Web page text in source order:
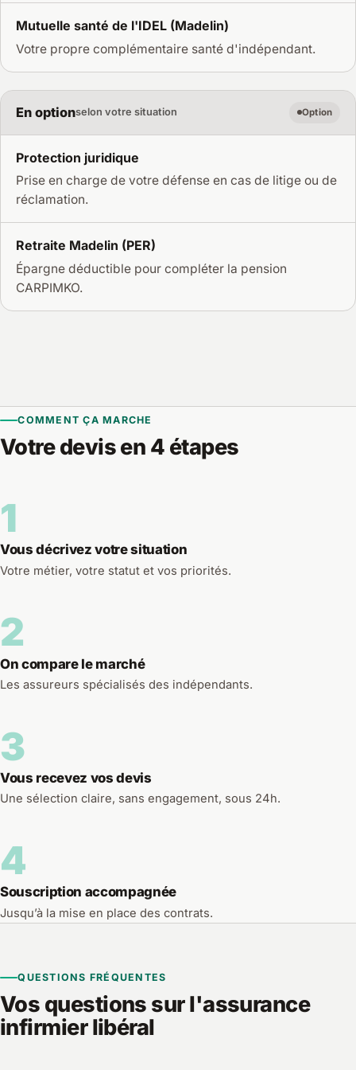
Mutuelle santé de l'IDEL (Madelin)
Votre propre complémentaire santé d'indépendant.
En optionselon votre situation Option
Protection juridique
Prise en charge de votre défense en cas de litige ou de
réclamation.
Retraite Madelin (PER)
Épargne déductible pour compléter la pension
CARPIMKO.
COMMENT ÇA MARCHE
Votre devis en 4 étapes
1
Vous décrivez votre situation
Votre métier, votre statut et vos priorités.
2
On compare le marché
Les assureurs spécialisés des indépendants.
3
Vous recevez vos devis
Une sélection claire, sans engagement, sous 24h.
4
Souscription accompagnée
Jusqu’à la mise en place des contrats.
QUESTIONS FRÉQUENTES
Vos questions sur l'assurance
infirmier libéral